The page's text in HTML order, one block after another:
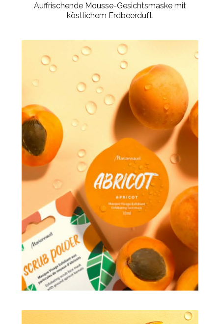
Auffrischende Mousse-Gesichtsmaske mit
köstlichem Erdbeerduft.